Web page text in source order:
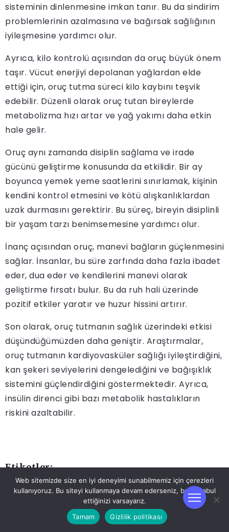
sisteminin dinlenmesine imkan tanır. Bu da sindirim
problemlerinin azalmasına ve bağırsak sağlığının
iyileşmesine yardımcı olur.
Ayrıca, kilo kontrolü açısından da oruç büyük önem
taşır. Vücut enerjiyi depolanan yağlardan elde
ettiği için, oruç tutma süreci kilo kaybını teşvik
edebilir. Düzenli olarak oruç tutan bireylerde
metabolizma hızı artar ve yağ yakımı daha etkin
hale gelir.
Oruç aynı zamanda disiplin sağlama ve irade
gücünü geliştirme konusunda da etkilidir. Bir ay
boyunca yemek yeme saatlerini sınırlamak, kişinin
kendini kontrol etmesini ve kötü alışkanlıklardan
uzak durmasını gerektirir. Bu süreç, bireyin disiplinli
bir yaşam tarzı benimsemesine yardımcı olur.
İnanç açısından oruç, manevi bağların güçlenmesini
sağlar. İnsanlar, bu süre zarfında daha fazla ibadet
eder, dua eder ve kendilerini manevi olarak
geliştirme fırsatı bulur. Bu da ruh hali üzerinde
pozitif etkiler yaratır ve huzur hissini artırır.
Son olarak, oruç tutmanın sağlık üzerindeki etkisi
düşündüğümüzden daha geniştir. Araştırmalar,
oruç tutmanın kardiyovasküler sağlığı iyileştirdiğini,
kan şekeri seviyelerini dengelediğini ve bağışıklık
sistemini güçlendirdiğini göstermektedir. Ayrıca,
insülin direnci gibi bazı metabolik hastalıkların
riskini azaltabilir.
Etiketler:
Kimlere Farz? Oruç Çeşitleri Nasıl Tutulur
Web sitemizde size en iyi deneyimi sunabilmemiz için çerezleri
kullanıyoruz. Bu siteyi kullanmaya devam ederseniz, bunu kabul
ettiğinizi varsayarız.
Tamam
Gizlilik politikası